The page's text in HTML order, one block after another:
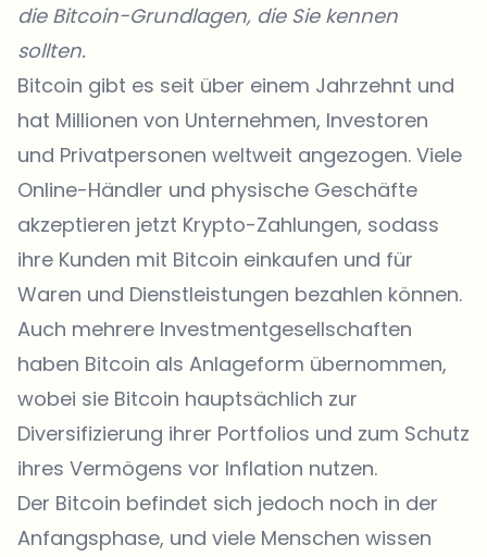
die Bitcoin-Grundlagen, die Sie kennen
sollten.
Bitcoin gibt es seit über einem Jahrzehnt und
hat Millionen von Unternehmen, Investoren
und Privatpersonen weltweit angezogen. Viele
Online-Händler und physische Geschäfte
akzeptieren jetzt Krypto-Zahlungen, sodass
ihre Kunden mit Bitcoin einkaufen und für
Waren und Dienstleistungen bezahlen können.
Auch mehrere Investmentgesellschaften
haben Bitcoin als Anlageform übernommen,
wobei sie Bitcoin hauptsächlich zur
Diversifizierung ihrer Portfolios und zum Schutz
ihres Vermögens vor Inflation nutzen.
Der Bitcoin befindet sich jedoch noch in der
Anfangsphase, und viele Menschen wissen